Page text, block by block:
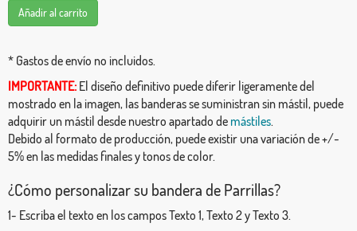
Añadir al carrito
* Gastos de envío no incluidos.
IMPORTANTE: El diseño definitivo puede diferir ligeramente del
mostrado en la imagen, las banderas se suministran sin mástil, puede
adquirir un mástil desde nuestro apartado de mástiles.
Debido al formato de producción, puede existir una variación de +/-
5% en las medidas finales y tonos de color.
¿Cómo personalizar su bandera de Parrillas?
1- Escriba el texto en los campos Texto 1, Texto 2 y Texto 3.